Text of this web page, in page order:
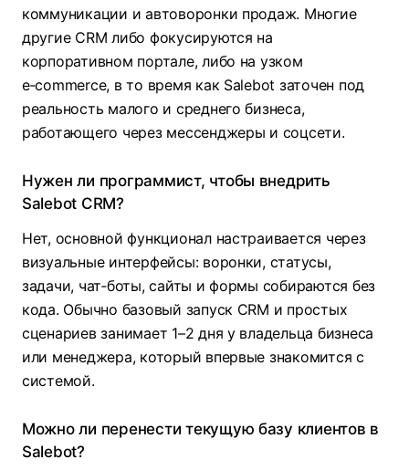
коммуникации и автоворонки продаж. Многие
другие CRM либо фокусируются на
корпоративном портале, либо на узком
e‑commerce, в то время как Salebot заточен под
реальность малого и среднего бизнеса,
работающего через мессенджеры и соцсети.
Нужен ли программист, чтобы внедрить
Salebot CRM?
Нет, основной функционал настраивается через
визуальные интерфейсы: воронки, статусы,
задачи, чат‑боты, сайты и формы собираются без
кода. Обычно базовый запуск CRM и простых
сценариев занимает 1–2 дня у владельца бизнеса
или менеджера, который впервые знакомится с
системой.
Можно ли перенести текущую базу клиентов в
Salebot?